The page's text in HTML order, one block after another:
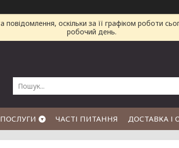
оскільки за її графіком роботи
робочий день.
ЧАСТІ ПИТАННЯ ДОСТАВКА І